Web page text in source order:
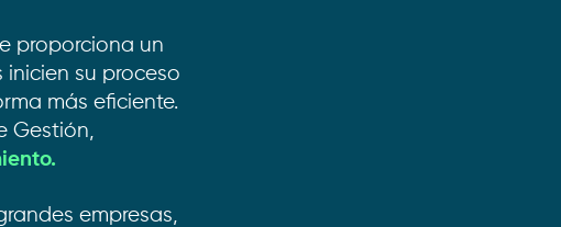
proporciona un
su proceso
más eficiente.
Gestión,
empresas,